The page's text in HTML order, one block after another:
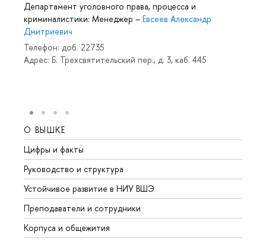
Департамент уголовного права, процесса и
криминалистики: Менеджер – Евсеев Александр
Дмитриевич
Телефон: доб. 22735
Адрес: Б. Трехсвятительский пер., д. 3, каб. 445
О ВЫШКЕ
Цифры и факты
Руководство и структура
Устойчивое развитие в НИУ ВШЭ
Преподаватели и сотрудники
Корпуса и общежития